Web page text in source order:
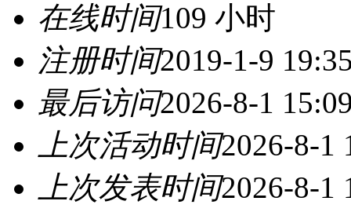
在线时间109 小时
注册时间2019-1-9
最后访问2026-8-1
上次活动时间2026-8-1
上次发表时间2026-8-1